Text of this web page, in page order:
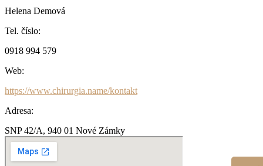
Helena Demová
Tel. číslo:
0918 994 579
Web:
https://www.chirurgia.name/kontakt
Adresa:
SNP 42/A, 940 01 Nové Zámky